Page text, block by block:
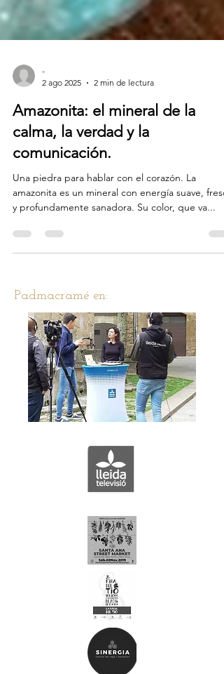
2 ago 2025
2 min de lectura
Amazonita: el mineral de la
calma, la verdad y la
comunicación.
Una piedra para hablar con el corazón. La
amazonita es un mineral con energía suave,
y profundamente sanadora. Su color, que va...
Padmacramé en: